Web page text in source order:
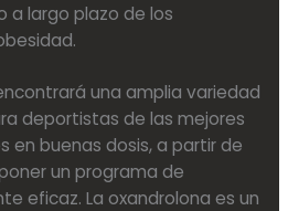
a largo plazo de los
una amplia variedad
deportistas de las mejores
en buenas dosis, a partir de
un programa de
eficaz. La oxandrolona es un